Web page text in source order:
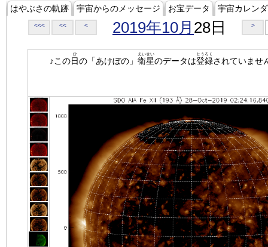
はやぶさの軌跡 宇宙からのメッセージ お宝データ 宇宙カレン
<<< << < 2019年10月 28日 >
♪この日
ひ
の「あけぼの」 衛星
えいせい
のデータは登録
とうろく
されていませ